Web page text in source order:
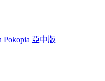
Pokopia 亞中版